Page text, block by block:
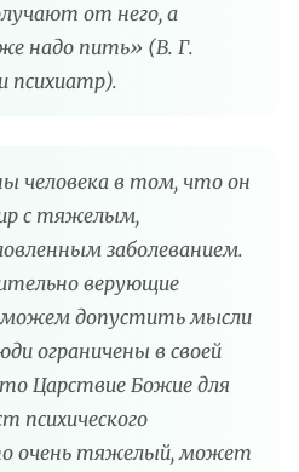
от него, а
надо пить» (В. Г.
психиатр).
человека в том, что он
с тяжелым,
заболеванием.
верующие
можем допустить мысли
ограничены в своей
Царствие Божие для
психического
очень тяжелый, может